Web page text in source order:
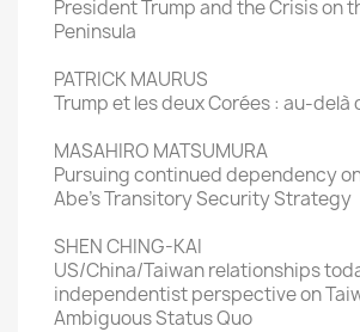
President Trump and the Crisis on
Peninsula
PATRICK MAURUS
Trump et les deux Corées : au-delà
MASAHIRO MATSUMURA
Pursuing continued dependency
Abe’s Transitory Security Strategy
SHEN CHING-KAI
US/China/Taiwan relationships
independentist perspective on
Ambiguous Status Quo